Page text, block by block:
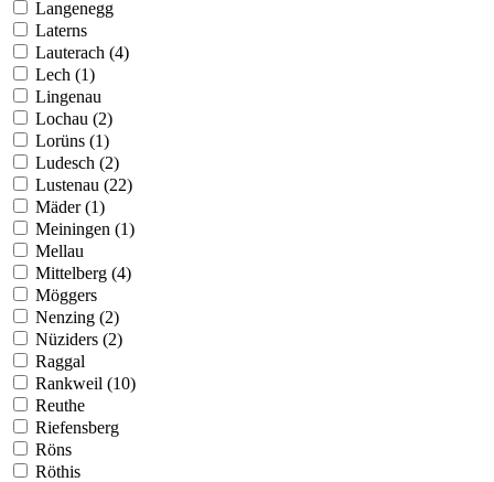
Langenegg
Laterns
Lauterach (4)
Lech (1)
Lingenau
Lochau (2)
Lorüns (1)
Ludesch (2)
Lustenau (22)
Mäder (1)
Meiningen (1)
Mellau
Mittelberg (4)
Möggers
Nenzing (2)
Nüziders (2)
Raggal
Rankweil (10)
Reuthe
Riefensberg
Röns
Röthis